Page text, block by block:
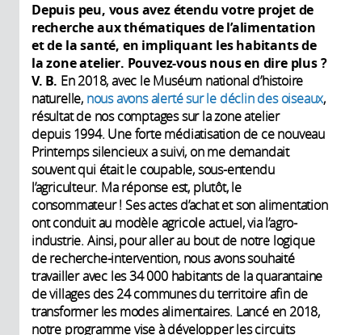
Depuis peu, vous avez étendu votre projet de
recherche aux thématiques de l’alimentation
et de la santé, en impliquant les habitants de
la zone atelier. Pouvez-vous nous en dire plus ?
V. B. En 2018, avec le Muséum national d’histoire
naturelle, nous avons alerté sur le déclin des oiseaux,
résultat de nos comptages sur la zone atelier
depuis 1994. Une forte médiatisation de ce nouveau
Printemps silencieux a suivi, on me demandait
souvent qui était le coupable, sous-entendu
l’agriculteur. Ma réponse est, plutôt, le
consommateur ! Ses actes d’achat et son alimentation
ont conduit au modèle agricole actuel, via l’agro-
industrie. Ainsi, pour aller au bout de notre logique
de recherche-intervention, nous avons souhaité
travailler avec les 34 000 habitants de la quarantaine
de villages des 24 communes du territoire afin de
transformer les modes alimentaires. Lancé en 2018,
notre programme vise à développer les circuits